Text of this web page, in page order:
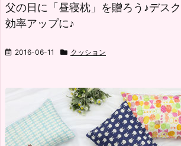
父の日に「昼寝枕」を贈ろう♪デス
効率アップに♪
2016-06-11 クッション